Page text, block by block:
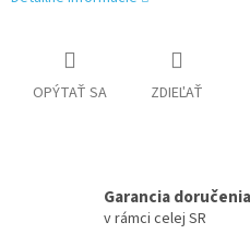
OPÝTAŤ SA ZDIEĽAŤ
Garancia doručenia
v rámci celej SR